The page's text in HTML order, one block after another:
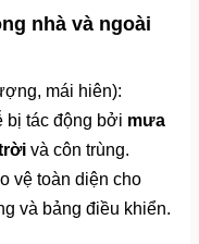
nhà và ngoài
mái hiên):
bị tác động bởi mưa
và côn trùng.
vệ toàn diện cho
và bảng điều khiển.